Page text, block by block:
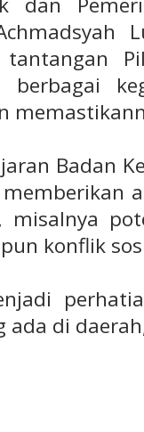
berbagai
Badan
konflik
ada di